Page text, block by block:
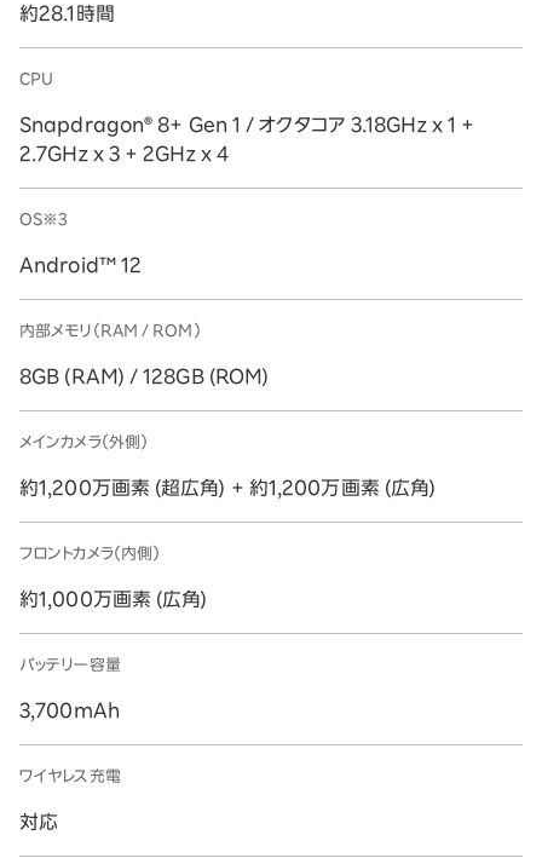
約28.1時間
CPU
Snapdragon® 8+ Gen 1 / オクタコア 3.18GHz x 1 +
2.7GHz x 3 + 2GHz x 4
OS※3
Android™ 12
内部メモリ（RAM / ROM）
8GB (RAM) / 128GB (ROM)
メインカメラ（外側）
約1,200万画素 (超広角) + 約1,200万画素 (広角)
フロントカメラ（内側）
約1,000万画素 (広角)
バッテリー容量
3,700mAh
ワイヤレス充電
対応